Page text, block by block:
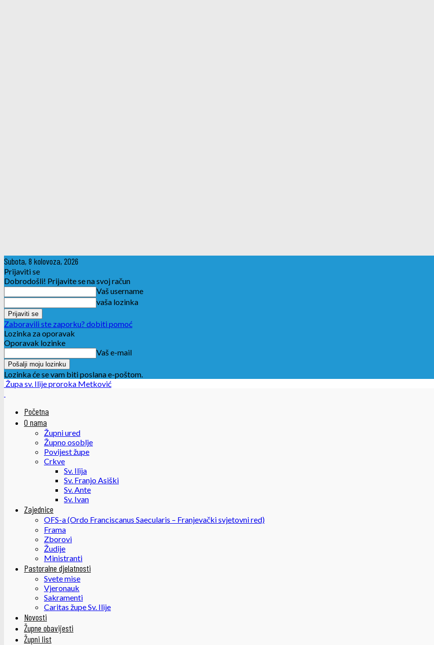
Subota, 8 kolovoza, 2026
Prijaviti se
Dobrodošli! Prijavite se na svoj račun
Vaš username
vaša lozinka
Zaboravili ste zaporku? dobiti pomoć
Lozinka za oporavak
Oporavak lozinke
Vaš e-mail
Lozinka će se vam biti poslana e-poštom.
Župa sv. Ilije proroka Metković
Početna
O nama
Župni ured
Župno osoblje
Povijest župe
Crkve
Sv. Ilija
Sv. Franjo Asiški
Sv. Ante
Sv. Ivan
Zajednice
OFS-a (Ordo Franciscanus Saecularis – Franjevački svjetovni red)
Frama
Zborovi
Žudije
Ministranti
Pastoralne djelatnosti
Svete mise
Vjeronauk
Sakramenti
Caritas župe Sv. Ilije
Novosti
Župne obavijesti
Župni list